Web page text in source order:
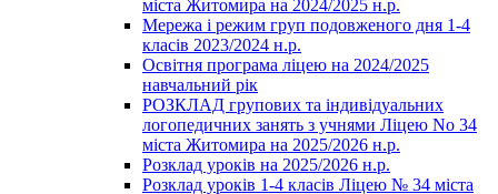
міста Житомира на 2024/2025 н.р.
Мережа і режим груп подовженого дня 1-4
класів 2023/2024 н.р.
Освітня програма ліцею на 2024/2025
навчальний рік
РОЗКЛАД групових та індивідуальних
логопедичних занять з учнями Ліцею No 34
міста Житомира на 2025/2026 н.р.
Розклад уроків на 2025/2026 н.р.
Розклад уроків 1-4 класів Ліцею № 34 міста